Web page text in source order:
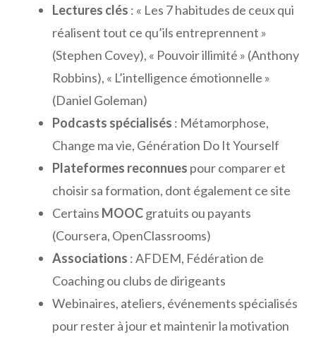
Lectures clés : « Les 7 habitudes de ceux qui
réalisent tout ce qu’ils entreprennent »
(Stephen Covey), « Pouvoir illimité » (Anthony
Robbins), « L’intelligence émotionnelle »
(Daniel Goleman)
Podcasts spécialisés : Métamorphose,
Change ma vie, Génération Do It Yourself
Plateformes reconnues pour comparer et
choisir sa formation, dont également ce site
Certains MOOCgratuits ou payants
(Coursera, OpenClassrooms)
Associations : AFDEM, Fédération de
Coaching ou clubs de dirigeants
Webinaires, ateliers, événements spécialisés
pour rester à jour et maintenir la motivation